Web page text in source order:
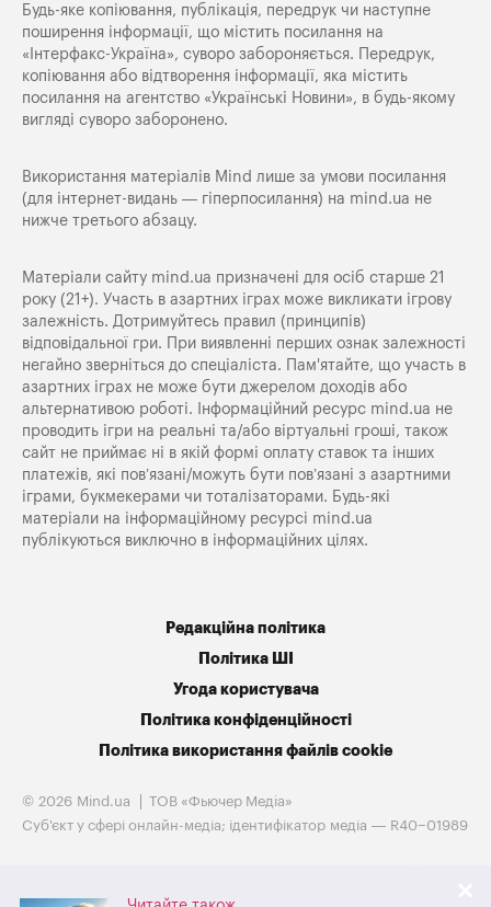
Будь-яке копiювання, публiкацiя, передрук чи наступне
поширення iнформацiї, що мiстить посилання на
«Iнтерфакс-Україна», суворо забороняється. Передрук,
копіювання або відтворення інформації, яка містить
посилання на агентство «Українські Новини», в будь-якому
вигляді суворо заборонено.
Використання матеріалів Mind лише за умови посилання
(для інтернет-видань — гіперпосилання) на mind.ua не
нижче третього абзацу.
Матеріали сайту mind.ua призначені для осіб старше 21
року (21+). Участь в азартних іграх може викликати ігрову
залежність. Дотримуйтесь правил (принципів)
відповідальної гри. При виявленні перших ознак залежності
негайно зверніться до спеціаліста. Пам'ятайте, що участь в
азартних іграх не може бути джерелом доходів або
альтернативою роботі. Інформаційний ресурс mind.ua не
проводить ігри на реальні та/або віртуальні гроші, також
сайт не приймає ні в якій формі оплату ставок та інших
платежів, які пов’язані/можуть бути пов’язані з азартними
іграми, букмекерами чи тоталізаторами. Будь-які
матеріали на інформаційному ресурсі mind.ua
публікуються виключно в інформаційних цілях.
Редакційна політика
Політика ШІ
Угода користувача
Політика конфіденційності
Політика використання файлів cookie
© 2026 Mind.ua
ТОВ «Фьючер Медiа»
Cуб'єкт у сфері онлайн-медіа; ідентифікатор медіа — R40−01989